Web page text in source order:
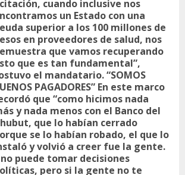
cuando inclusive nos
un Estado con una
superior a los 100 millones de
en proveedores de salud, nos
que vamos recuperando
que es tan fundamental”,
el mandatario. “SOMOS
PAGADORES” En este marco
que “como hicimos nada
y nada menos con el Banco del
que lo habían cerrado
se lo habían robado, el que lo
y volvió a creer fue la gente.
puede tomar decisiones
pero si la gente no te